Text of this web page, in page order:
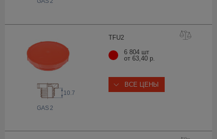
TFU2
10.7
GAS 2
6 804 шт
от 63,40 р.
ВСЕ ЦЕНЫ